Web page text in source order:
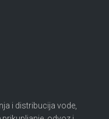
i distribucija vode,